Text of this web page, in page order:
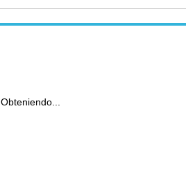
Obteniendo...